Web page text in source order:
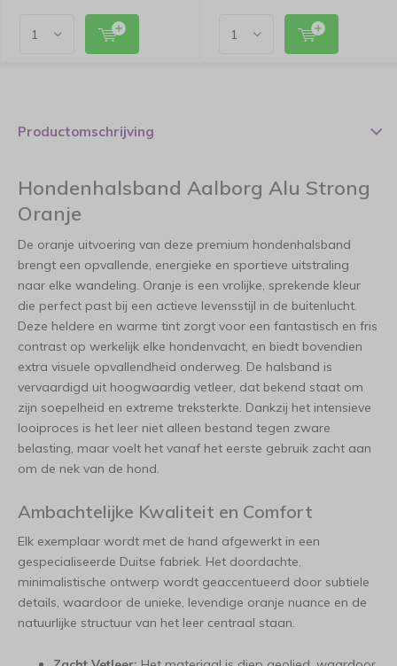
Productomschrijving
Hondenhalsband Aalborg Alu Strong
Oranje
De oranje uitvoering van deze premium hondenhalsband
brengt een opvallende, energieke en sportieve uitstraling
naar elke wandeling. Oranje is een vrolijke, sprekende kleur
die perfect past bij een actieve levensstijl in de buitenlucht.
Deze heldere en warme tint zorgt voor een fantastisch en fris
contrast op werkelijk elke hondenvacht, en biedt bovendien
extra visuele opvallendheid onderweg. De halsband is
vervaardigd uit hoogwaardig vetleer, dat bekend staat om
zijn soepelheid en extreme treksterkte. Dankzij het intensieve
looiproces is het leer niet alleen bestand tegen zware
belasting, maar voelt het vanaf het eerste gebruik zacht aan
om de nek van de hond.
Ambachtelijke Kwaliteit en Comfort
Elk exemplaar wordt met de hand afgewerkt in een
gespecialiseerde Duitse fabriek. Het doordachte,
minimalistische ontwerp wordt geaccentueerd door subtiele
details, waardoor de unieke, levendige oranje nuance en de
natuurlijke structuur van het leer centraal staan.